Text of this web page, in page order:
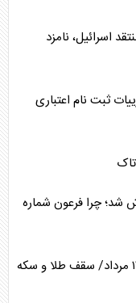
است؟
اسرائیل، نامزد
ثبت نام اعتباری
شد؛ چرا فرعون شماره
آخرین قیمت طلا و سکه امروز چهارشنبه ۱۴ مرداد/ سقف طلا و سکه